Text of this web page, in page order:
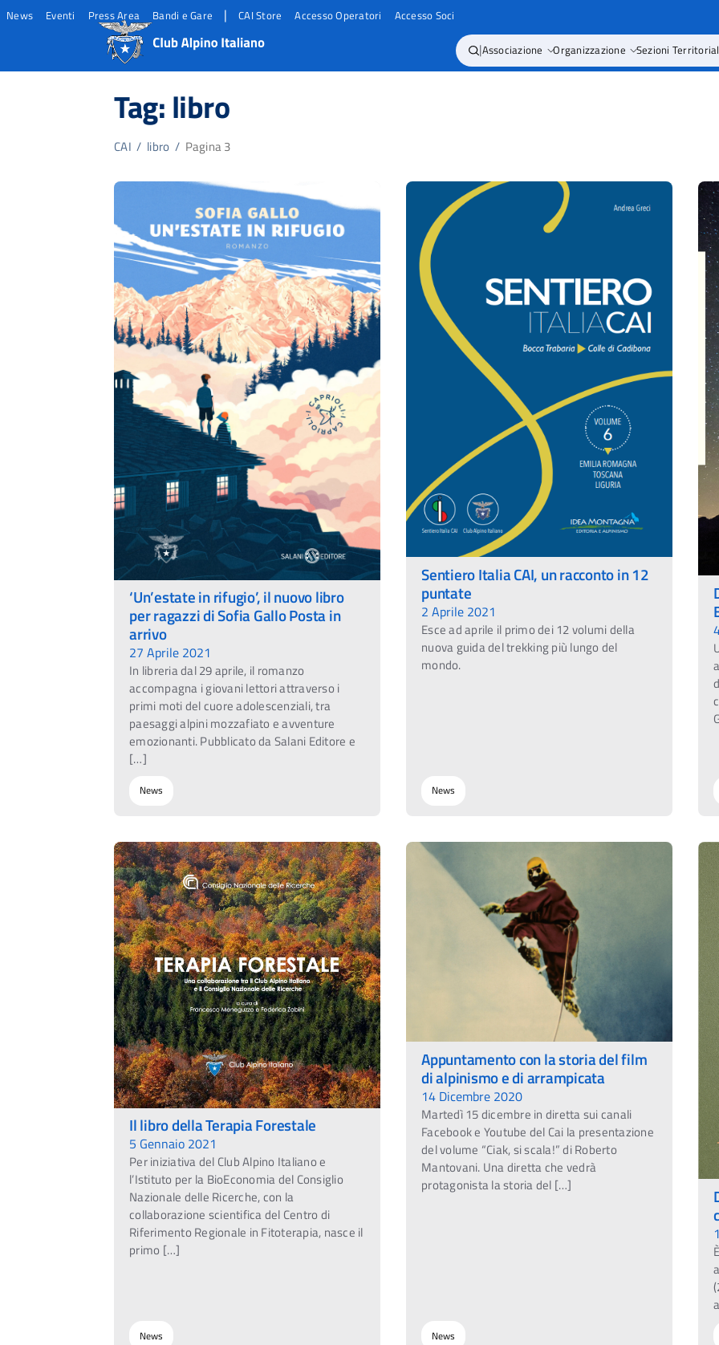
News Eventi Press Area Bandi e Gare | CAI Store Accesso Operatori Accesso Soci
|Associazione Organizzazione Sezioni
Tag:libro
CAI / libro / Pagina 3
‘Un’estate in rifugio’, il nuovo libro
per ragazzi di Sofia Gallo Posta in
arrivo
27 Aprile 2021
In libreria dal 29 aprile, il romanzo
accompagna i giovani lettori attraverso i
primi moti del cuore adolescenziali, tra
paesaggi alpini mozzafiato e avventure
emozionanti. Pubblicato da Salani Editore e
[…]
News
Sentiero Italia CAI, un racconto in 12
puntate
2 Aprile 2021
Esce ad aprile il primo dei 12 volumi della
nuova guida del trekking più lungo del
mondo.
News
Il libro della Terapia Forestale
5 Gennaio 2021
Per iniziativa del Club Alpino Italiano e
l’Istituto per la BioEconomia del Consiglio
Nazionale delle Ricerche, con la
collaborazione scientifica del Centro di
Riferimento Regionale in Fitoterapia, nasce il
primo […]
News
Appuntamento con la storia del film
di alpinismo e di arrampicata
14 Dicembre 2020
Martedì 15 dicembre in diretta sui canali
Facebook e Youtube del Cai la presentazione
del volume “Ciak, si scala!” di Roberto
Mantovani. Una diretta che vedrà
protagonista la storia del […]
News